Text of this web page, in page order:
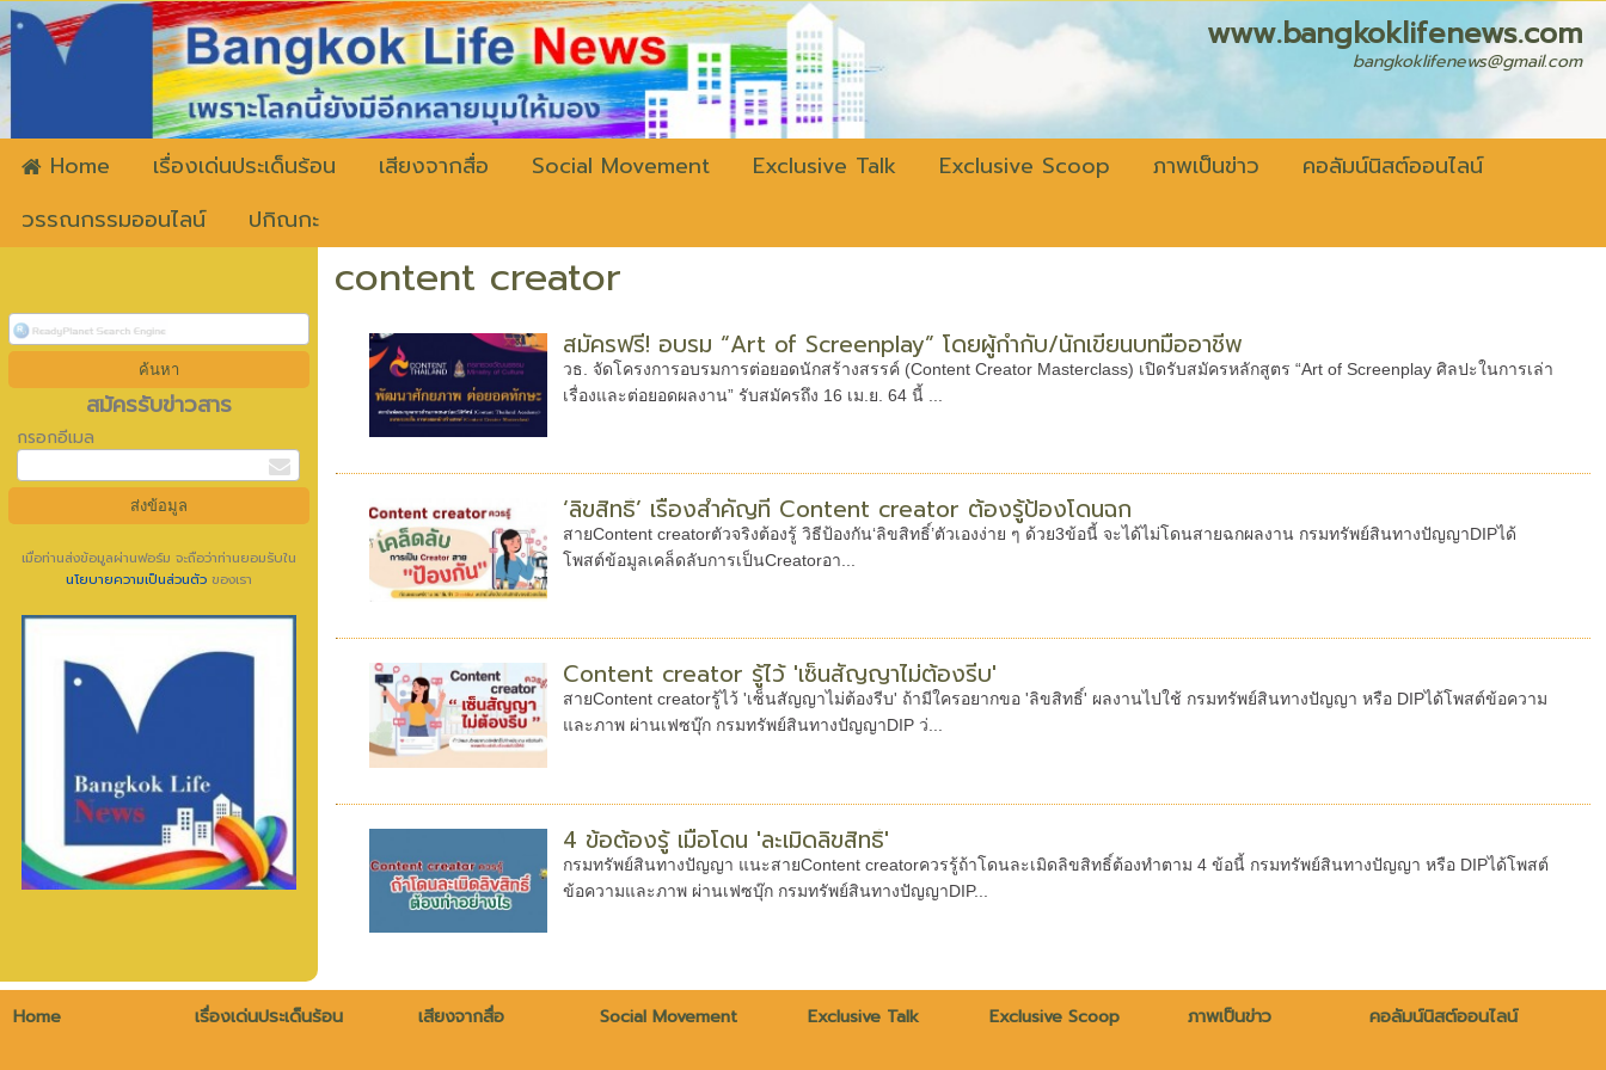
www.bangkoklifenews.com
bangkoklifenews@gmail.com
Home เรื่องเด่นประเด็นร้อน เสียงจากสื่อ Social Movement Exclusive Talk Exclusive Scoop ภาพเป็นข่าว
คอลัมน์นิสต์ออนไลน์
วรรณกรรมออนไลน์
ปกิณกะ
สมัครรับข่าวสาร
กรอกอีเมล
เมื่อท่านส่งข้อมูลผ่านฟอร์ม จะถือว่าท่านยอมรับใน
นโยบายความเป็นส่วนตัว ของเรา
content creator
สมัครฟรี! อบรม “Art of Screenplay” โดยผู้กำกับ/นักเขียนบทมืออาชีพ
วธ. จัดโครงการอบรมการต่อยอดนักสร้างสรรค์ (Content Creator Masterclass) เปิดรับสมัครหลักสูตร “Art of Screenplay ศิลปะในการเล่า
เรื่องและต่อยอดผลงาน” รับสมัครถึง 16 เม.ย. 64 นี้ ...
‘ลิขสิทธิ์’ เรื่องสำคัญที่ Content creator ต้องรู้ป้องโดนฉก
สายContent creatorตัวจริงต้องรู้ วิธีป้องกัน‘ลิขสิทธิ์’ตัวเองง่าย ๆ ด้วย3ข้อนี้ จะได้ไม่โดนสายฉกผลงาน กรมทรัพย์สินทางปัญญาDIPได้
โพสต์ข้อมูลเคล็ดลับการเป็นCreatorอา...
Content creator รู้ไว้ 'เซ็นสัญญาไม่ต้องรีบ'
สายContent creatorรู้ไว้ 'เซ็นสัญญาไม่ต้องรีบ' ถ้ามีใครอยากขอ 'ลิขสิทธิ์' ผลงานไปใช้ กรมทรัพย์สินทางปัญญา หรือ DIPได้โพสต์ข้อความ
และภาพ ผ่านเฟซบุ๊ก กรมทรัพย์สินทางปัญญาDIP ว่...
4 ข้อต้องรู้ เมื่อโดน 'ละเมิดลิขสิทธิ์'
กรมทรัพย์สินทางปัญญา แนะสายContent creatorควรรู้ถ้าโดนละเมิดลิขสิทธิ์ต้องทำตาม 4 ข้อนี้ กรมทรัพย์สินทางปัญญา หรือ DIPได้โพสต์
ข้อความและภาพ ผ่านเฟซบุ๊ก กรมทรัพย์สินทางปัญญาDIP...
Home เรื่องเด่นประเด็นร้อน เสียงจากสื่อ Social Movement Exclusive Talk Exclusive Scoop ภาพเป็นข่าว คอลัมน์นิสต์ออนไลน์